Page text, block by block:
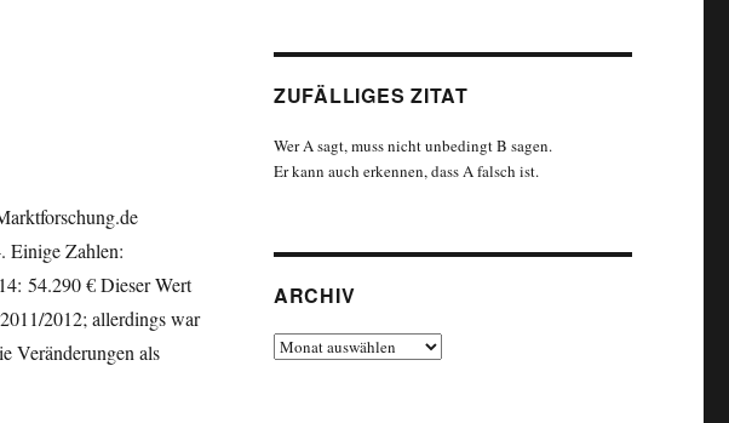
Einige Zahlen:
54.290 € Dieser Wert
2012; allerdings war
Veränderungen als
Gehaltsstudie 2014“
ZUFÄLLIGES ZITAT
Wer A sagt, muss nicht unbedingt B sagen.
Er kann auch erkennen, dass A falsch ist.
ARCHIV
Archiv